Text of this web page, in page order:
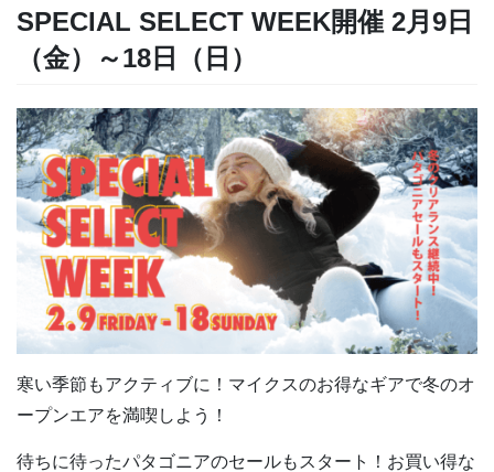
SPECIAL SELECT WEEK開催 2月9日
（金）～18日（日）
寒い季節もアクティブに！マイクスのお得なギアで冬のオ
ープンエアを満喫しよう！
待ちに待ったパタゴニアのセールもスタート！お買い得な